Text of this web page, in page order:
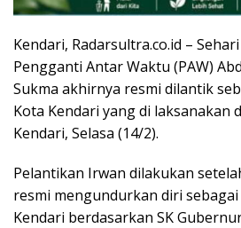
Kendari, Radarsultra.co.id –
Pengganti Antar Waktu (PAW)
Sukma akhirnya resmi dilantik
Kota Kendari yang di laksanakan
Kendari, Selasa (14/2).
Pelantikan Irwan dilakukan
resmi mengundurkan diri sebagai
Kendari berdasarkan SK